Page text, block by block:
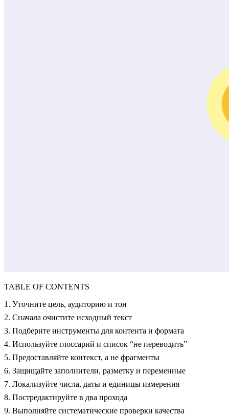
TABLE OF CONTENTS
1. Уточните цель, аудиторию и тон
2. Сначала очистите исходный текст
3. Подберите инструменты для контента и формата
4. Используйте глоссарий и список “не переводить”
5. Предоставляйте контекст, а не фрагменты
6. Защищайте заполнители, разметку и переменные
7. Локализуйте числа, даты и единицы измерения
8. Постредактируйте в два прохода
9. Выполняйте систематические проверки качества